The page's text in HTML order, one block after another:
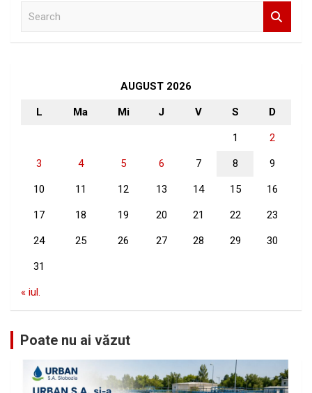
AUGUST 2026
L Ma Mi J V S D
1 2
3 4 5 6 7 8 9
10 11 12 13 14 15 16
17 18 19 20 21 22 23
24 25 26 27 28 29 30
31
« iul.
Poate nu ai văzut